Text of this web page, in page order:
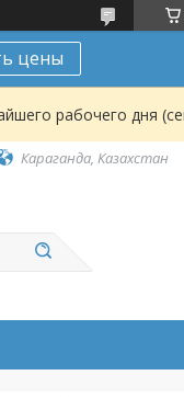
цены
рабочего дня
Караганда, Казахстан